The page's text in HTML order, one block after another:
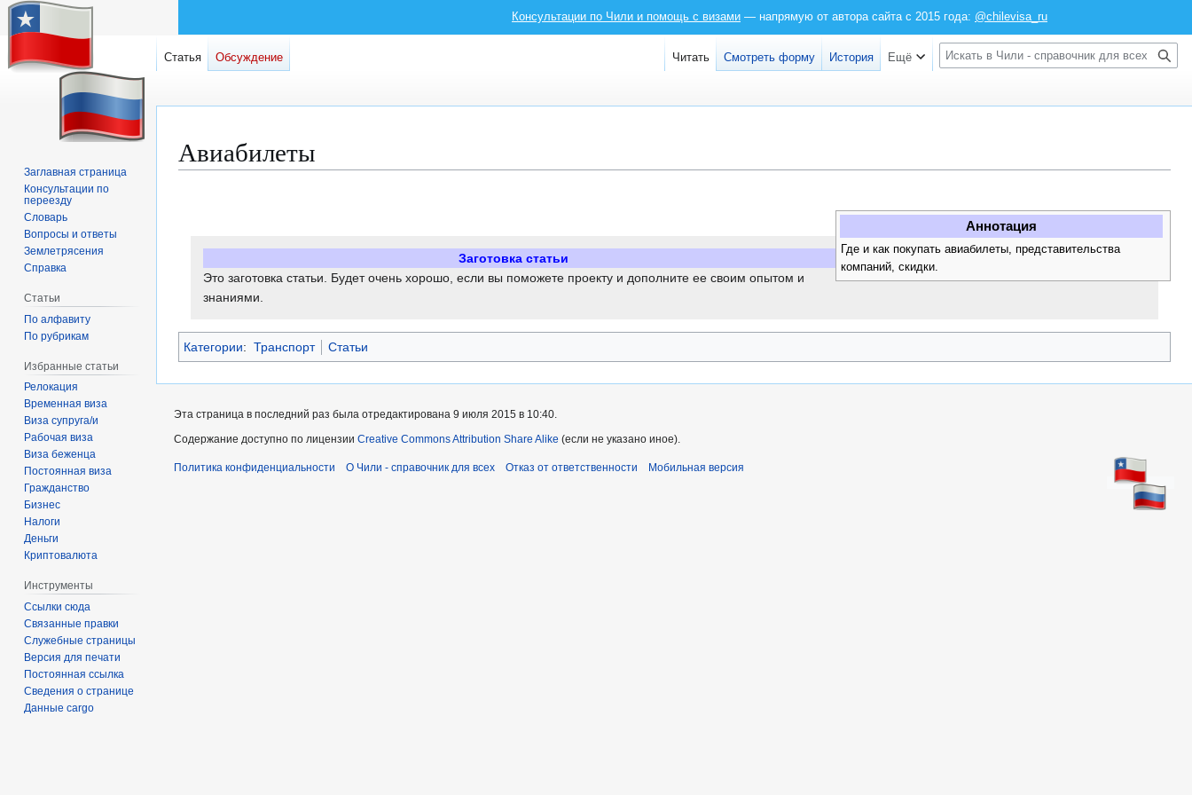
Консультации по Чили и помощь с визами — напрямую от автора сайта с 2015 года: @chilevisa_ru
Авиабилеты
Аннотация
Где и как покупать авиабилеты, представительства
компаний, скидки.
Заготовка статьи
Это заготовка статьи. Будет очень хорошо, если вы поможете проекту и дополните ее своим опытом и
знаниями.
Категории: Транспорт Статьи
Статья Обсуждение Читать Смотреть форму История Ещё
П
о
с
Заглавная страница
Консультации по
переезду
Словарь
Вопросы и ответы
Землетрясения
Справка
Статьи
По алфавиту
По рубрикам
Избранные статьи
Релокация
Временная виза
Виза супруга/и
Рабочая виза
Виза беженца
Постоянная виза
Гражданство
Бизнес
Налоги
Деньги
Криптовалюта
Инструменты
Ссылки сюда
Связанные правки
Служебные страницы
Версия для печати
Постоянная ссылка
Сведения о странице
Данные cargo
Эта страница в последний раз была отредактирована 9 июля 2015 в 10:40.
Содержание доступно по лицензии Creative Commons Attribution Share Alike (если не указано иное).
Политика конфиденциальности О Чили - справочник для всех Отказ от ответственности Мобильная версия